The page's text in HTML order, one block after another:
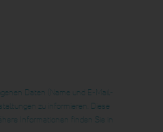
Daten (Name und E-Mail-
zu informieren. Diese
Informationen finden Sie in